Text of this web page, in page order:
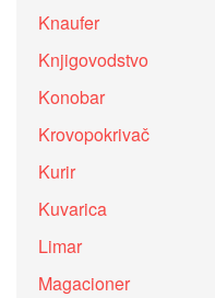
Knaufer
Knjigovodstvo
Konobar
Krovopokrivač
Kurir
Kuvarica
Limar
Magacioner